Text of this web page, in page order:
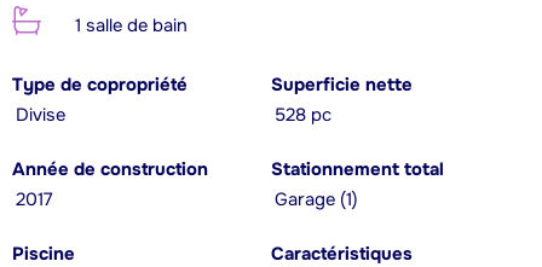
1 salle de bain
Type de copropriété
Divise
Superficie nette
528 pc
Année de construction
2017
Stationnement total
Garage (1)
Piscine
Caractéristiques